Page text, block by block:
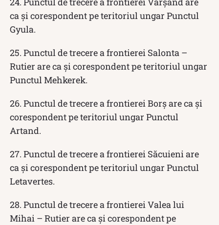
ca și corespondent pe teritoriul ungar Punctul
Gyula.
25. Punctul de trecere a frontierei Salonta –
Rutier are ca și corespondent pe teritoriul ungar
Punctul Mehkerek.
26. Punctul de trecere a frontierei Borș are ca și
corespondent pe teritoriul ungar Punctul
Artand.
27. Punctul de trecere a frontierei Săcuieni are
ca și corespondent pe teritoriul ungar Punctul
Letavertes.
28. Punctul de trecere a frontierei Valea lui
Mihai – Rutier are ca și corespondent pe